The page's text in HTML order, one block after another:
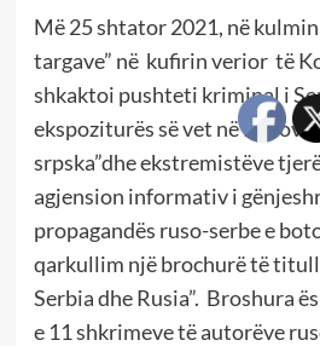
Më 25 shtator 2021, në kulmin
targave” në kufirin verior të
shkaktoi pushteti kriminal i
ekspoziturës së vet në
srpska”dhe ekstremistëve
agjension informativ i
propagandës ruso-serbe e
qarkullim një brochurë të
Serbia dhe Rusia”. Broshura
e 11 shkrimeve të autorëve